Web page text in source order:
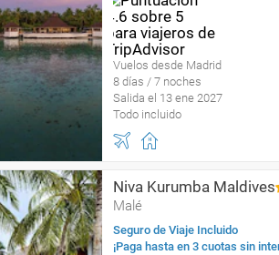
Vuelos desde Madrid
8 días / 7 noches
Salida el 13 ene 2027
Todo incluido
Niva Kurumba Maldives
Malé
Seguro de Viaje Incluido
¡Paga hasta en 3 cuotas sin